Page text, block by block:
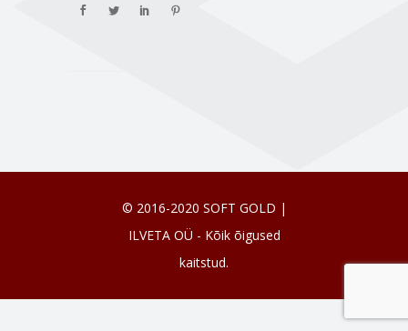
© 2016-2020 SOFT GOLD |
ILVETA OÜ - Kõik õigused
kaitstud.